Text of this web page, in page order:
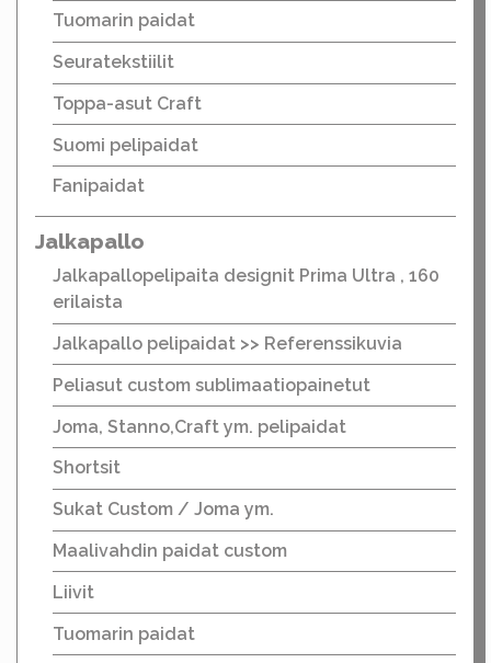
Tuomarin paidat
Seuratekstiilit
Toppa-asut Craft
Suomi pelipaidat
Fanipaidat
Jalkapallo
Jalkapallopelipaita designit Prima Ultra , 160
erilaista
Jalkapallo pelipaidat >> Referenssikuvia
Peliasut custom sublimaatiopainetut
Joma, Stanno,Craft ym. pelipaidat
Shortsit
Sukat Custom / Joma ym.
Maalivahdin paidat custom
Liivit
Tuomarin paidat